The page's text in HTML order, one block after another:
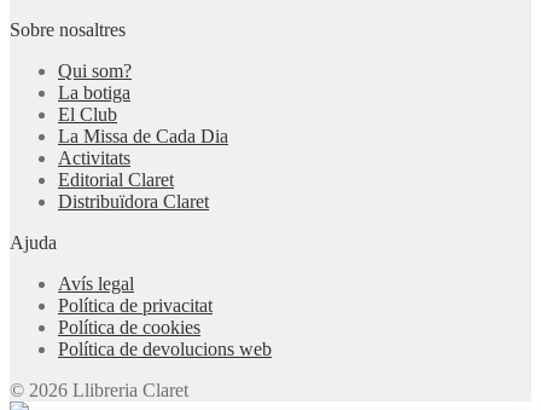
Sobre nosaltres
Qui som?
La botiga
El Club
La Missa de Cada Dia
Activitats
Editorial Claret
Distribuïdora Claret
Ajuda
Avís legal
Política de privacitat
Política de cookies
Política de devolucions web
© 2026 Llibreria Claret